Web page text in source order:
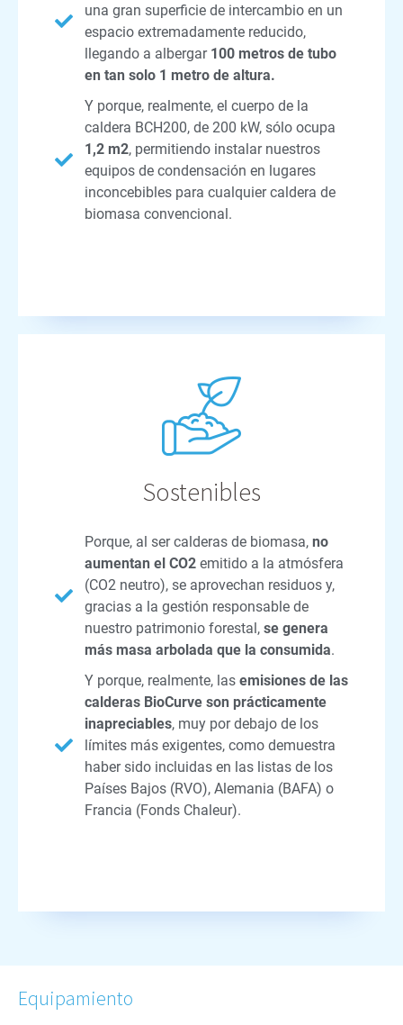
una gran superficie de intercambio en un
espacio extremadamente reducido,
llegando a albergar 100 metros de tubo
en tan solo 1 metro de altura.
Y porque, realmente, el cuerpo de la
caldera BCH200, de 200 kW, sólo ocupa
1,2 m2, permitiendo instalar nuestros
equipos de condensación en lugares
inconcebibles para cualquier caldera de
biomasa convencional.
Sostenibles
Porque, al ser calderas de biomasa, no
aumentan el CO2emitido a la atmósfera
(CO2 neutro), se aprovechan residuos y,
gracias a la gestión responsable de
nuestro patrimonio forestal, se genera
más masa arbolada que la consumida.
Y porque, realmente, las emisiones de las
calderas BioCurve son prácticamente
inapreciables, muy por debajo de los
límites más exigentes, como demuestra
haber sido incluidas en las listas de los
Países Bajos (RVO), Alemania (BAFA) o
Francia (Fonds Chaleur).
Equipamiento